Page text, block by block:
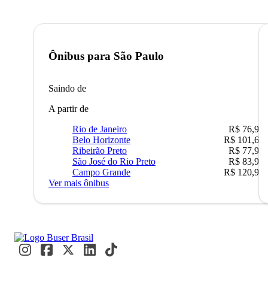
Ônibus para São Paulo
Saindo de
A partir de
Rio de Janeiro
R$ 76,90
Belo Horizonte
R$ 101,67
Ribeirão Preto
R$ 77,90
São José do Rio Preto
R$ 83,90
Campo Grande
R$ 120,90
Ver mais ônibus